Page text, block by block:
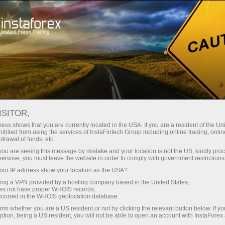
Форекс-аналитика
Форекс-аналитика
Представляем вашему вниманию
ежедневно обновляемый раздел Форекс-
аналитика, где вы найдете обзоры от
ведущих специалистов валютных рынков,
актуальный мониторинг финансовой
информации
shows that you are currently located in the USA. If you are a resident of the
from using the services of InstaFintech Group including online trading,
of funds, etc.
are seeing this message by mistake and your location is not the US, kindly
you must leave the website in order to comply with government
IP address show your location as the USA?
a VPN provided by a hosting company based in the United States;
not have proper WHOIS records;
in the WHOIS geolocation database.
whether you are a US resident or not by clicking the relevant button below. If
being a US resident, you will not be able to open an account with InstaForex